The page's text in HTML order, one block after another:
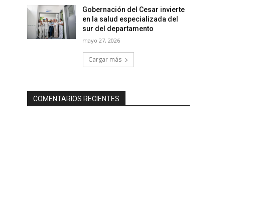
Gobernación del Cesar invierte
en la salud especializada del
sur del departamento
mayo 27, 2026
Cargar más
COMENTARIOS RECIENTES